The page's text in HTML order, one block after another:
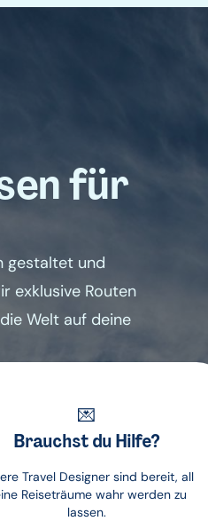
für
gestaltet und
exklusive Routen
Welt auf deine
💌
Brauchst du Hilfe?
Travel Designer sind bereit, all
Reiseträume wahr werden zu
lassen.